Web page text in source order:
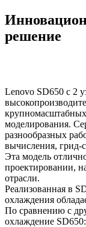
решение
Lenovo SD650 с 2
моделирования.
разнообразных
вычисления, грид-
Эта модель
проектировании,
отрасли.
Реализованная в
охлаждения
По сравнению с
охлаждение SD650: